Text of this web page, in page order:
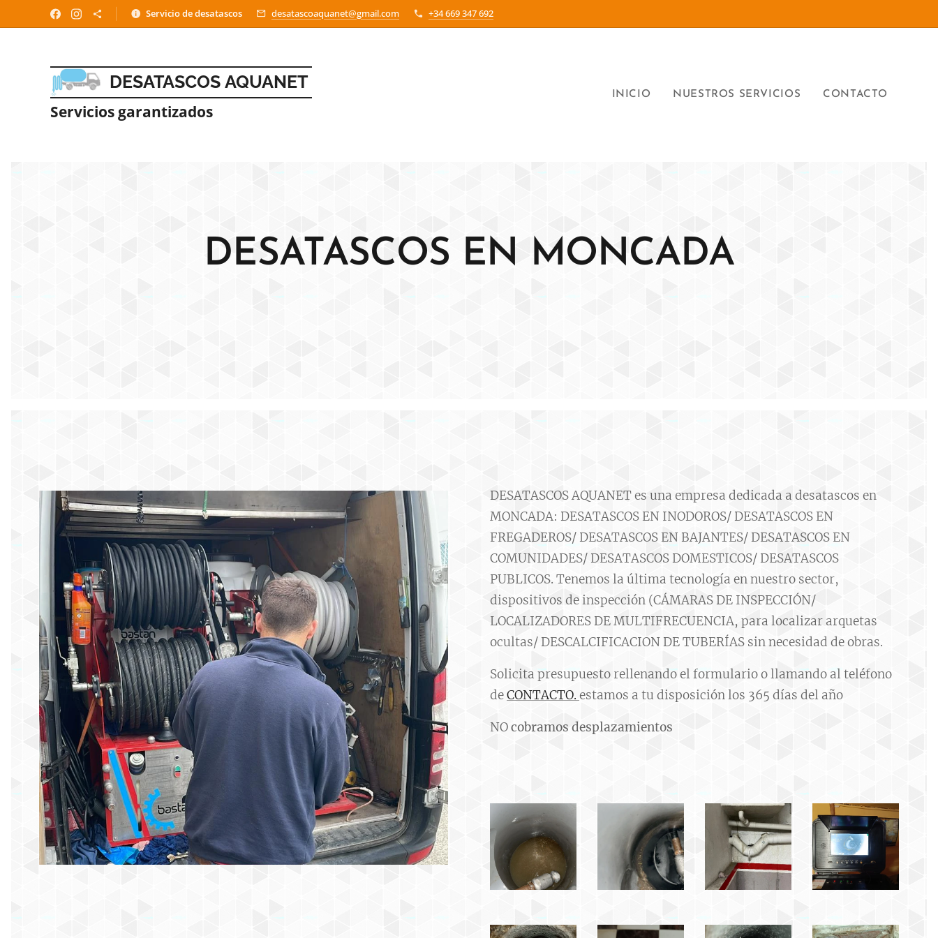
Serviciode desatascos desatascoaquanet@gmail.com +34 669 347 692
DESATASCOS AQUANET
Servicios garantizados
INICIO NUESTROS SERVICIOS CONTACTO
DESATASCOS EN MONCADA
DESATASCOS AQUANET es una empresa dedicada a desatascos en
MONCADA: DESATASCOS EN INODOROS/ DESATASCOS EN
FREGADEROS/ DESATASCOS EN BAJANTES/ DESATASCOS EN
COMUNIDADES/ DESATASCOS DOMESTICOS/ DESATASCOS
PUBLICOS. Tenemos la última tecnología en nuestro sector,
dispositivos de inspección (CÁMARAS DE INSPECCIÓN/
LOCALIZADORES DE MULTIFRECUENCIA, para localizar arquetas
ocultas/ DESCALCIFICACION DE TUBERÍAS sin necesidad de obras.
Solicita presupuesto rellenando el formulario o llamando al teléfono
deCONTACTO. estamos a tu disposición los 365 días del año
NOcobramos desplazamientos